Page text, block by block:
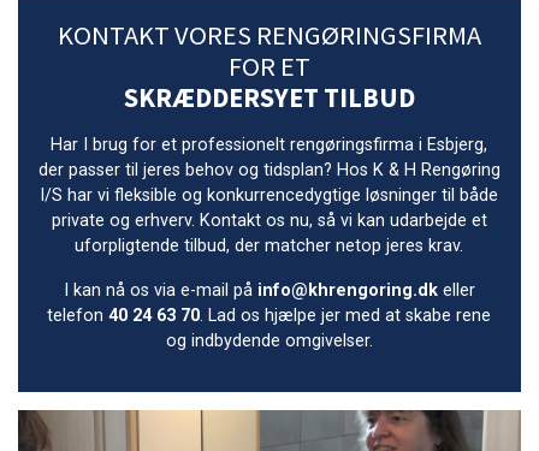
KONTAKT VORES RENGØRINGSFIRMA
FOR ET
SKRÆDDERSYET TILBUD
Har I brug for et professionelt rengøringsfirma i Esbjerg,
der passer til jeres behov og tidsplan? Hos K & H Rengøring
I/S har vi fleksible og konkurrencedygtige løsninger til både
private og erhverv. Kontakt os nu, så vi kan udarbejde et
uforpligtende tilbud, der matcher netop jeres krav.
I kan nå os via e-mail på info@khrengoring.dkeller
telefon40 24 63 70. Lad os hjælpe jer med at skabe rene
og indbydende omgivelser.